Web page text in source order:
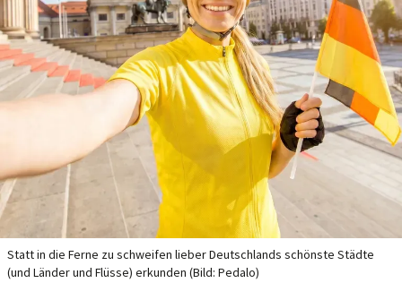
Statt in die Ferne zu schwei­fen lie­ber Deutsch­lands schönste Städte
(und Län­der und Flüsse) er­kun­den (Bild: Pedalo)